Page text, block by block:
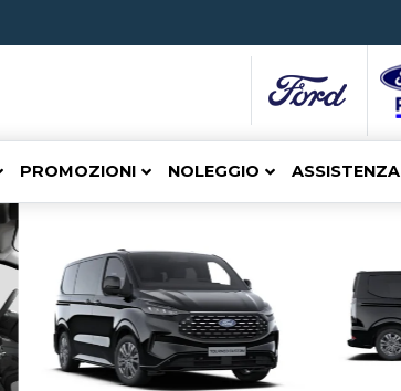
PROMOZIONI NOLEGGIO ASSISTENZA